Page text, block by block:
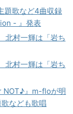
題歌など4曲収録
- 』発表
北村一輝は「岩ち
北村一輝は「岩ち
NOT♪』m-floが明
なども歌唱